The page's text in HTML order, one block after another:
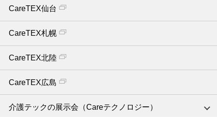
CareTEX仙台
CareTEX札幌
CareTEX北陸
CareTEX広島
介護テックの展示会（Careテクノロジー）